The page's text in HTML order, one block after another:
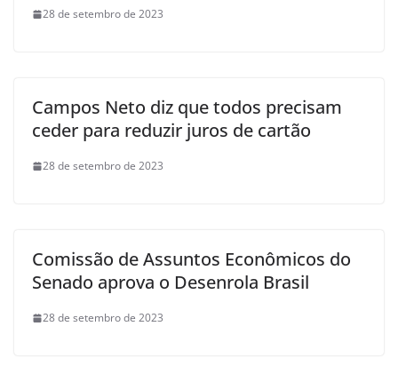
28 de setembro de 2023
Campos Neto diz que todos precisam
ceder para reduzir juros de cartão
28 de setembro de 2023
Comissão de Assuntos Econômicos do
Senado aprova o Desenrola Brasil
28 de setembro de 2023